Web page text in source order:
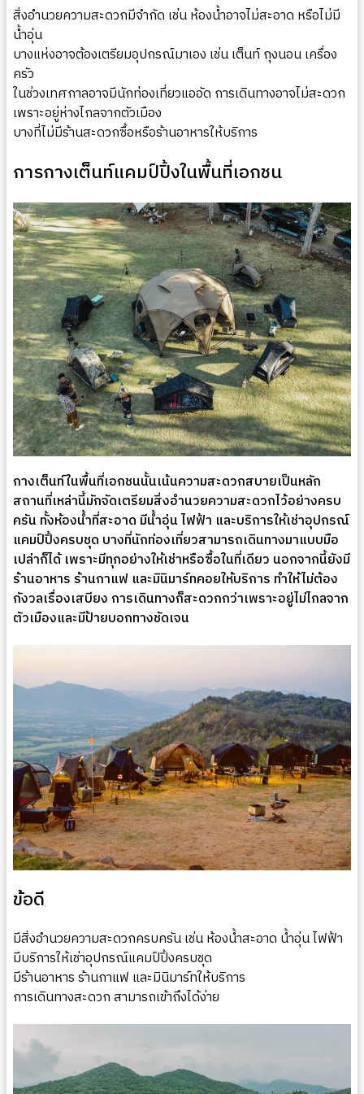
สิ่งอำนวยความสะดวกมีจำกัด เช่น ห้องน้ำอาจไม่สะอาด หรือไม่มี
น้ำอุ่น
บางแห่งอาจต้องเตรียมอุปกรณ์มาเอง เช่น เต็นท์ ถุงนอน เครื่อง
ครัว
ในช่วงเทศกาลอาจมีนักท่องเที่ยวแออัด การเดินทางอาจไม่สะดวก
เพราะอยู่ห่างไกลจากตัวเมือง
บางที่ไม่มีร้านสะดวกซื้อหรือร้านอาหารให้บริการ
การกางเต็นท์แคมป์ปิ้งในพื้นที่เอกชน
กางเต็นท์ในพื้นที่เอกชนนั้นเน้นความสะดวกสบายเป็นหลัก
สถานที่เหล่านี้มักจัดเตรียมสิ่งอำนวยความสะดวกไว้อย่างครบ
ครัน ทั้งห้องน้ำที่สะอาด มีน้ำอุ่น ไฟฟ้า และบริการให้เช่าอุปกรณ์
แคมป์ปิ้งครบชุด บางที่นักท่องเที่ยวสามารถเดินทางมาแบบมือ
เปล่าก็ได้ เพราะมีทุกอย่างให้เช่าหรือซื้อในที่เดียว นอกจากนี้ยังมี
ร้านอาหาร ร้านกาแฟ และมินิมาร์ทคอยให้บริการ ทำให้ไม่ต้อง
กังวลเรื่องเสบียง การเดินทางก็สะดวกกว่าเพราะอยู่ไม่ไกลจาก
ตัวเมืองและมีป้ายบอกทางชัดเจน
ข้อดี
มีสิ่งอำนวยความสะดวกครบครัน เช่น ห้องน้ำสะอาด น้ำอุ่น ไฟฟ้า
มีบริการให้เช่าอุปกรณ์แคมป์ปิ้งครบชุด
มีร้านอาหาร ร้านกาแฟ และมินิมาร์ทให้บริการ
การเดินทางสะดวก สามารถเข้าถึงได้ง่าย